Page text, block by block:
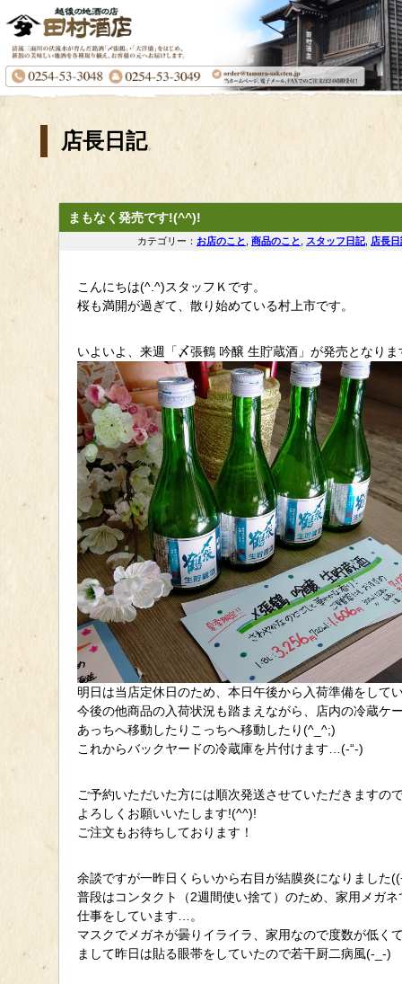
店長日記
まもなく発売です!(^^)!
カテゴリー： お店のこと 商品のこと スタッフ日記, 店長日
こんにちは(^.^)スタッフＫです。
桜も満開が過ぎて、散り始めている村上市です。
いよいよ、来週「〆張鶴 吟醸 生貯蔵酒」が発売となりま
明日は当店定休日のため、本日午後から入荷準備をして
今後の他商品の入荷状況も踏まえながら、店内の冷蔵ケ
あっちへ移動したりこっちへ移動したり(^_^;)
これからバックヤードの冷蔵庫を片付けます…(-“-)
ご予約いただいた方には順次発送させていただきますの
よろしくお願いいたします!(^^)!
ご注文もお待ちしております！
余談ですが一昨日くらいから右目が結膜炎になりました
普段はコンタクト（2週間使い捨て）のため、家用メガネ
仕事をしています…。
マスクでメガネが曇りイライラ、家用なので度数が低く
まして昨日は貼る眼帯をしていたので若干厨二病風(-_-)